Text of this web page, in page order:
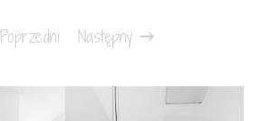
Poprzedni Następny